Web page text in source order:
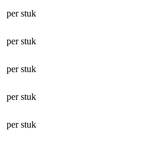
per stuk
per stuk
per stuk
per stuk
per stuk